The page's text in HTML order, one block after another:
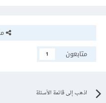
متابعون
1
اذهب إلى قائمة الأسئلة